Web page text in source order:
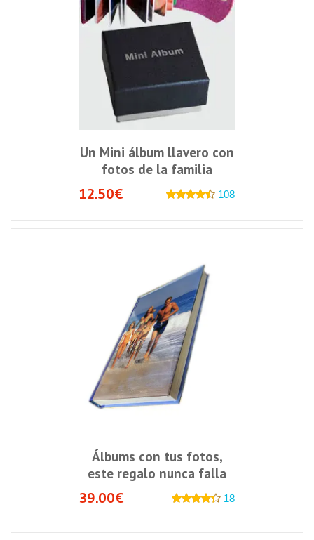
Un Mini álbum llavero con
fotos de la familia
12.50€
108
Álbums con tus fotos,
este regalo nunca falla
39.00€
18